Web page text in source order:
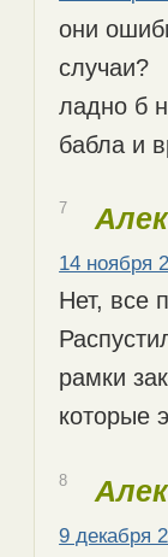
они
случаи?
ладно б
бабла и
7
14 ноября
Нет, все
рамки
которые
8
9 декабря